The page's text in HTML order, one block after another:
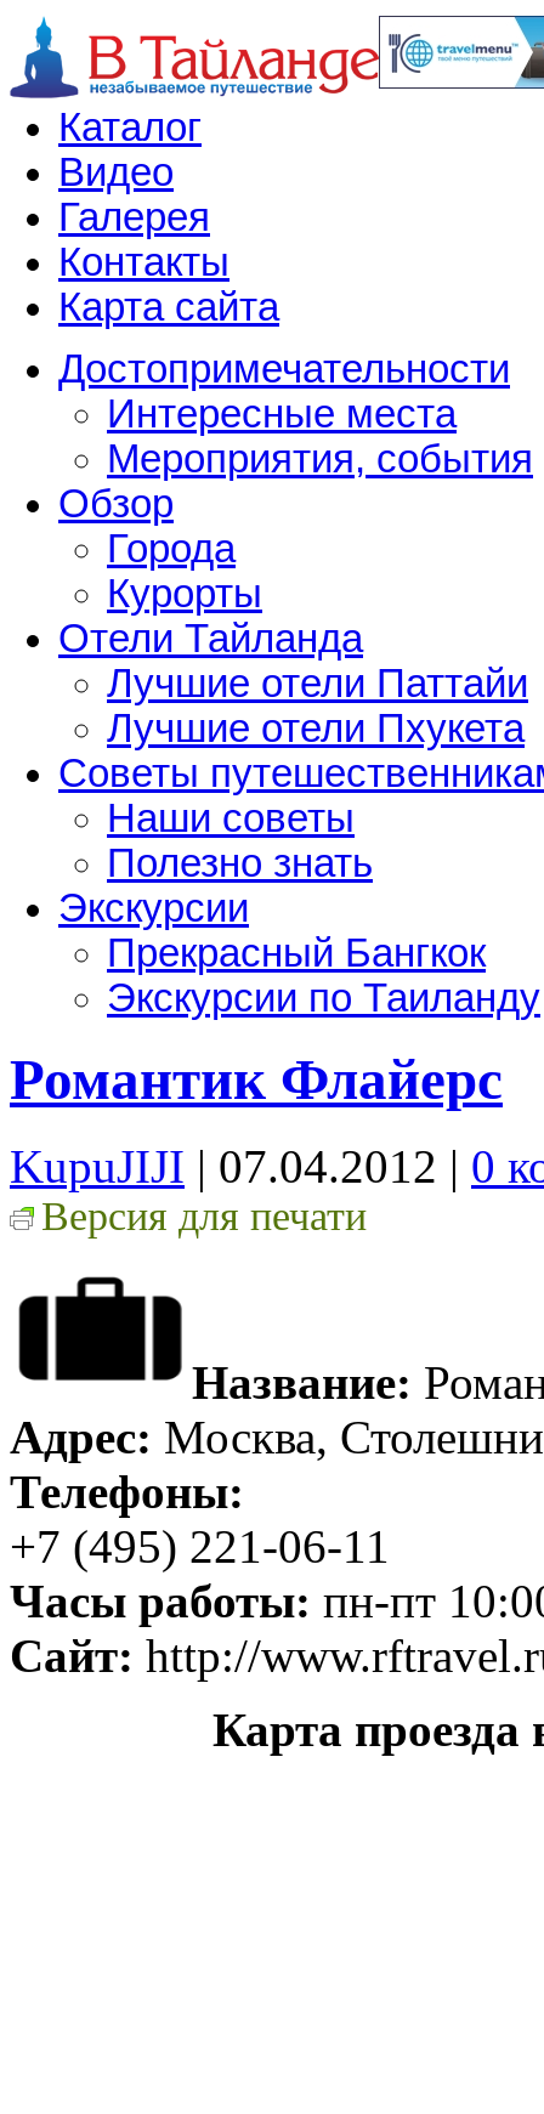
Каталог
Видео
Галерея
Контакты
Карта сайта
Достопримечательности
Интересные места
Мероприятия, события
Обзор
Города
Курорты
Отели Тайланда
Лучшие отели Паттайи
Лучшие отели Пхукета
Советы
Наши советы
Полезно знать
Экскурсии
Прекрасный Бангкок
Экскурсии по Таиланду
Романтик Флайерс
KupuJIJI | 07.04.2012 | 0
Версия для печати
Название:
Адрес: Москва,
Телефоны:
+7 (495) 221-06-11
Часы работы: пн-пт
Сайт: http://
Карта